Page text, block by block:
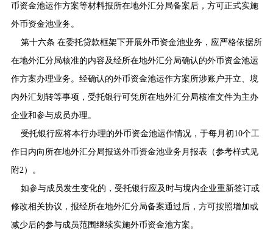
币资金池运作方案等材料报所在地外汇分局备案后，方可正式实施
外币资金池业务。
第十六条 在委托贷款框架下开展外币资金池业务，应严格依据所
在地外汇分局核准的内容及经所在地外汇分局确认的外币资金池运
作方案办理业务。经确认的外币资金池运作方案所涉账户开立、境
内外汇划转等事项，受托银行可凭所在地外汇分局核准文件为主办
企业和参与成员办理。
受托银行应将本行办理的外币资金池运作情况，于每月初 10个工
作日内向所在地外汇分局报送外币资金池业务月报表（参考样式见
附2 ）。
如参与成员发生变化的，受托银行应及时与境内企业重新签订或
修改相关协议，报经所在地外汇分局备案通过后，方可按照增加或
减少后的参与成员范围继续实施外币资金池方案。